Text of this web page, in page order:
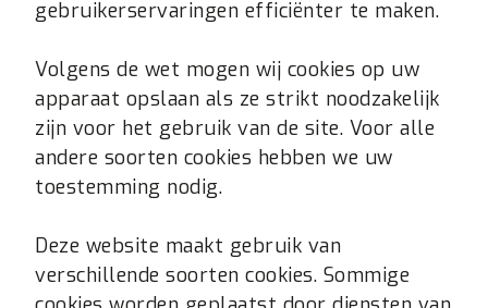
gebruikerservaringen efficiënter te maken.
Volgens de wet mogen wij cookies op uw
apparaat opslaan als ze strikt noodzakelijk
zijn voor het gebruik van de site. Voor alle
andere soorten cookies hebben we uw
toestemming nodig.
Deze website maakt gebruik van
verschillende soorten cookies. Sommige